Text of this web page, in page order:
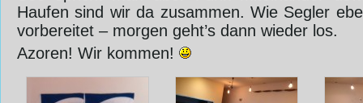
Haufen sind wir da zusammen. Wie Segler
vorbereitet – morgen geht’s dann wieder los.
Azoren! Wir kommen!